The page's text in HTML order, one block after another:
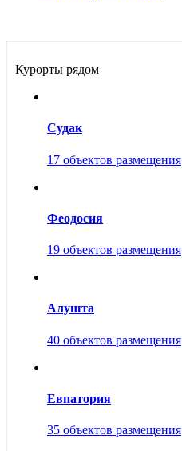
Курорты рядом
Судак
17 объектов размещения
Феодосия
19 объектов размещения
Алушта
40 объектов размещения
Евпатория
35 объектов размещения